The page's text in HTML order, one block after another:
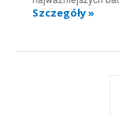
Szczegóły »